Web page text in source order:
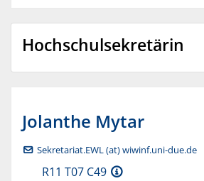
Hochschulsekretärin
Jolanthe Mytar
Sekretariat.EWL (at) wiwinf.uni-due.de
R11 T07 C49